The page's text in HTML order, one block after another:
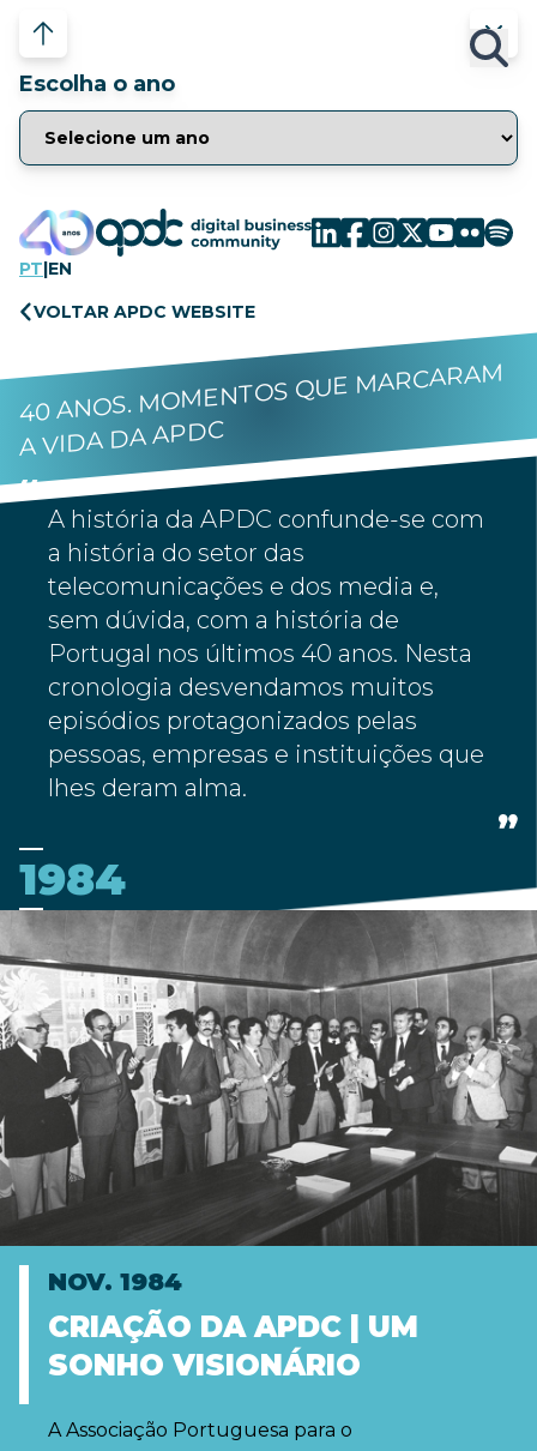
Escolha o ano
PT|EN
VOLTAR APDC WEBSITE
40 ANOS. MOMENTOS QUE MARCARAM
A VIDA DA APDC
A história da APDC confunde-se com
a história do setor das
telecomunicações e dos media e,
sem dúvida, com a história de
Portugal nos últimos 40 anos. Nesta
cronologia desvendamos muitos
episódios protagonizados pelas
pessoas, empresas e instituições que
lhes deram alma.
1984
NOV. 1984
CRIAÇÃO DA APDC | UM
SONHO VISIONÁRIO
A Associação Portuguesa para o